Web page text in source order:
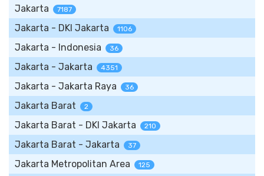
Jakarta 7187
Jakarta - DKI Jakarta 1106
Jakarta - Indonesia 36
Jakarta - Jakarta 4351
Jakarta - Jakarta Raya 36
Jakarta Barat 2
Jakarta Barat - DKI Jakarta 210
Jakarta Barat - Jakarta 37
Jakarta Metropolitan Area 125